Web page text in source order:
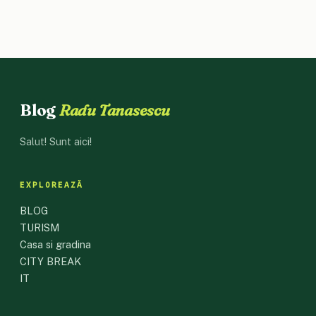
BlogRadu Tanasescu
Salut! Sunt aici!
EXPLOREAZĂ
BLOG
TURISM
Casa si gradina
CITY BREAK
IT